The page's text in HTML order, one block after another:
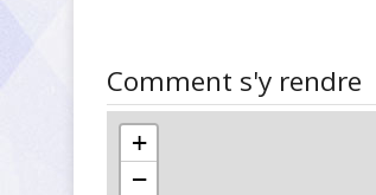
Comment s'y rendre
+
−